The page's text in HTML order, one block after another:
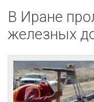
В Иране
железных